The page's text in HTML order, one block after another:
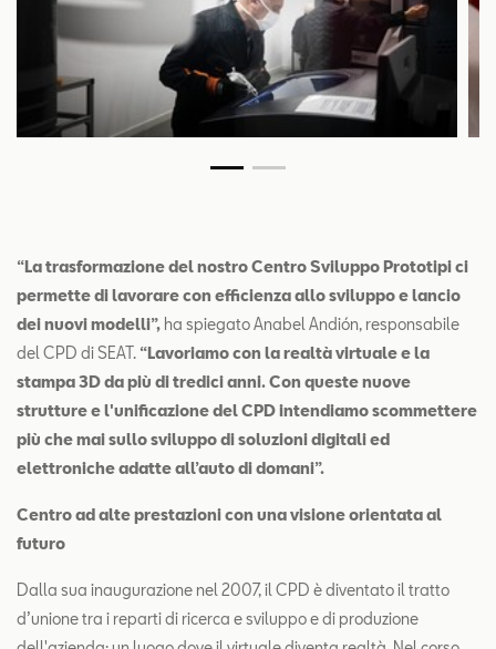
“La trasformazione del nostro Centro Sviluppo Prototipi ci
permette di lavorare con efficienza allo sviluppo e lancio
dei nuovi modelli”, ha spiegato Anabel Andión, responsabile
del CPD di SEAT. “Lavoriamo con la realtà virtuale e la
stampa 3D da più di tredici anni. Con queste nuove
strutture e l'unificazione del CPD intendiamo scommettere
più che mai sullo sviluppo di soluzioni digitali ed
elettroniche adatte all’auto di domani”.
Centro ad alte prestazioni con una visione orientata al
futuro
Dalla sua inaugurazione nel 2007, il CPD è diventato il tratto
d’unione tra i reparti di ricerca e sviluppo e di produzione